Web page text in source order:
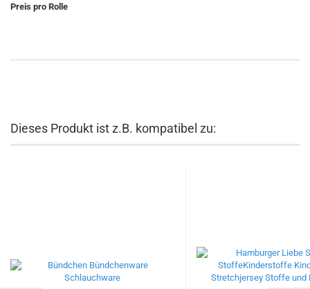
Preis pro Rolle
Dieses Produkt ist z.B. kompatibel zu: